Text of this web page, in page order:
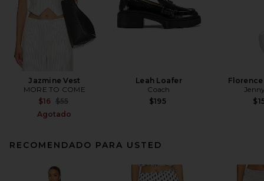
Jazmine Vest
MORE TO COME
$16 Previous price:
$55
Agotado
Leah Loafer
Coach
$195
RECOMENDADO PARA USTED